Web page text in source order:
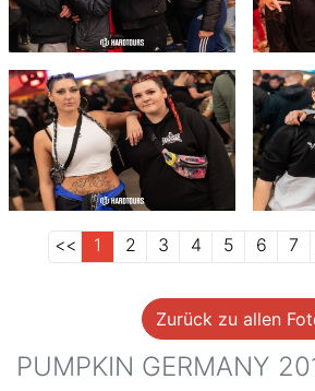
<< 1 2 3 4 5 6 7
Zurück zu allen
PUMPKIN GERMANY